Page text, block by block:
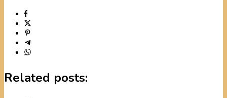
Related posts: